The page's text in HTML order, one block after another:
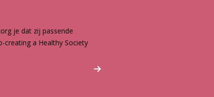
je dat zij passende
creating a Healthy Society